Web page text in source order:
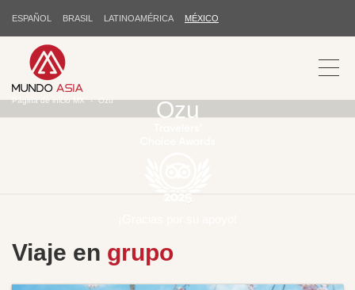
ESPAÑOL BRASIL LATINOAMÉRICA MÉXICO
Ozu
Página de inicio MX Ozu
Viaje en grupo